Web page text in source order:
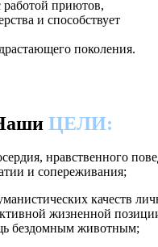
приютов,
и способствует
поколения.
ЦЕЛИ:
нравственного
и сопереживания;
качеств
жизненной
бездомным животным;